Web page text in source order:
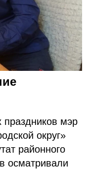
праздников мэр
округ»
районного
осматривали